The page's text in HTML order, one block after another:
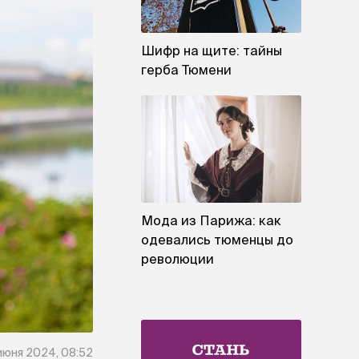
2024, 08:52
Шифр на щите: тайны
герба Тюмени
Мода из Парижа: как
одевались тюменцы до
революции